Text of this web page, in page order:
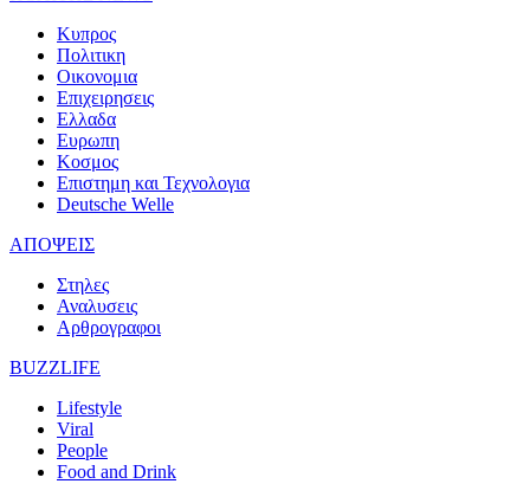
Κυπρος
Πολιτικη
Οικονομια
Επιχειρησεις
Ελλαδα
Ευρωπη
Κοσμος
Επιστημη και Τεχνολογια
Deutsche Welle
ΑΠΟΨΕΙΣ
Στηλες
Αναλυσεις
Αρθρογραφοι
BUZZLIFE
Lifestyle
Viral
People
Food and Drink